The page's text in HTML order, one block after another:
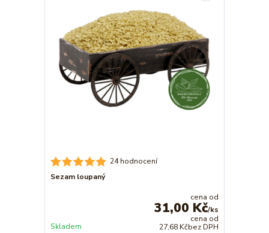
24 hodnocení
Sezam loupaný
cena od
31,00 Kč/ks
cena od
27,68 Kčbez DPH
Skladem